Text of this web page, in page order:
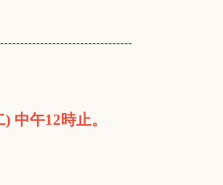
中午12時止。